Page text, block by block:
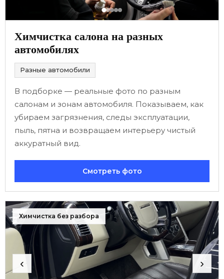
Химчистка салона на разных
автомобилях
Разные автомобили
В подборке — реальные фото по разным
салонам и зонам автомобиля. Показываем, как
убираем загрязнения, следы эксплуатации,
пыль, пятна и возвращаем интерьеру чистый
аккуратный вид.
Смотреть фото
Химчистка без разбора
‹ ›